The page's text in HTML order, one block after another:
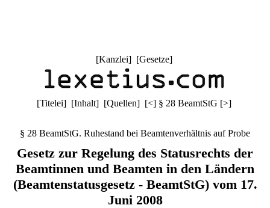
[Kanzlei] [Gesetze]
[Titelei] [Inhalt] [Quellen] [<] § 28 BeamtStG [>]
§ 28 BeamtStG. Ruhestand bei Beamtenverhältnis auf Probe
Gesetz zur Regelung des Statusrechts der
Beamtinnen und Beamten in den Ländern
(Beamtenstatusgesetz - BeamtStG) vom 17.
Juni 2008